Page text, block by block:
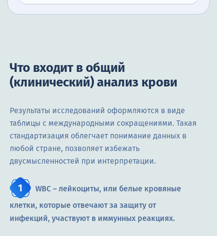
Что входит в общий
(клинический) анализ крови
Результаты исследований оформляются в виде
таблицы с международными сокращениями. Такая
стандартизация облегчает понимание данных в
любой стране, позволяет избежать
двусмысленностей при интерпретации.
WBC – лейкоциты, или белые кровяные
клетки, которые отвечают за защиту от
инфекций, участвуют в иммунных реакциях.